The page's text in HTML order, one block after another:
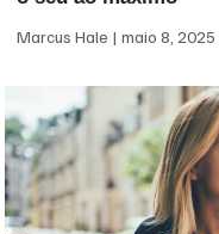
Marcus Hale maio 8, 2025